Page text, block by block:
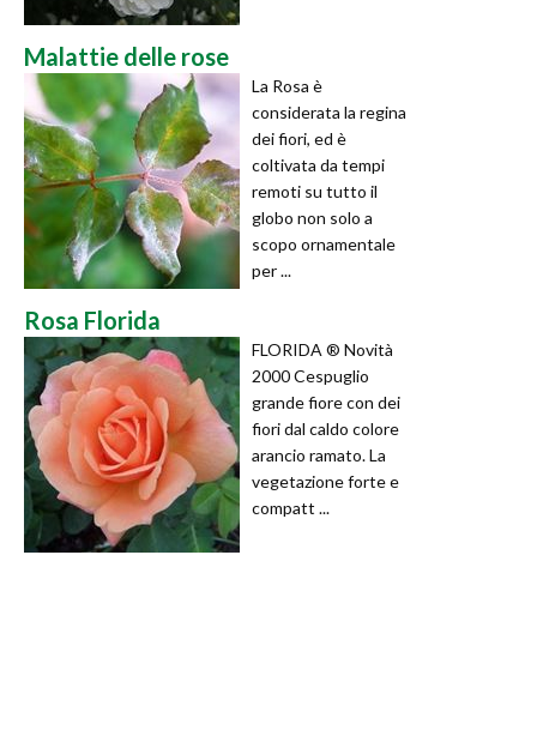
Malattie delle rose
La Rosa è
considerata la regina
dei fiori, ed è
coltivata da tempi
remoti su tutto il
globo non solo a
scopo ornamentale
per ...
Rosa Florida
FLORIDA ® Novità
2000 Cespuglio
grande fiore con dei
fiori dal caldo colore
arancio ramato. La
vegetazione forte e
compatt ...